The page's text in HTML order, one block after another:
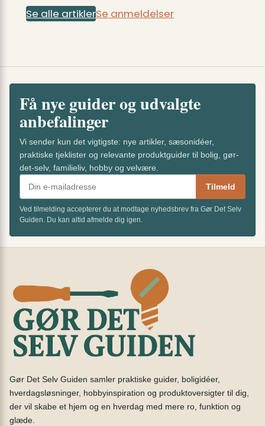
Se alle artiklerSe anmeldelser
Få nye guider og udvalgte
anbefalinger
Vi sender kun det vigtigste: nye artikler, sæsonidéer,
praktiske tjeklister og relevante produktguider til bolig, gør-
det-selv, familieliv, hobby og velvære.
Tilmeld
Ved tilmelding accepterer du at modtage nyhedsbrev fra Gør Det Selv
Guiden. Du kan altid afmelde dig igen.
Gør Det Selv Guiden samler praktiske guider, boligidéer,
hverdagsløsninger, hobbyinspiration og produktoversigter til dig,
der vil skabe et hjem og en hverdag med mere ro, funktion og
glæde.